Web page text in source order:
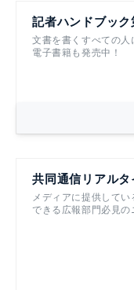
記者ハンドブック
文書を書くすべての人
電子書籍も発売中！
共同通信リアルタ
メディアに提供して
できる広報部門必見の